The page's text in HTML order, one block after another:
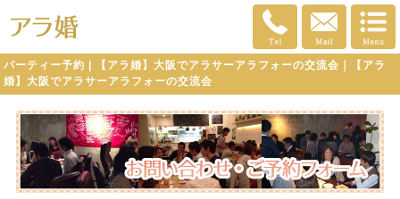
パーティー予約 | 【アラ婚】大阪でアラサーアラフォーの交流会｜【アラ
婚】大阪でアラサーアラフォーの交流会